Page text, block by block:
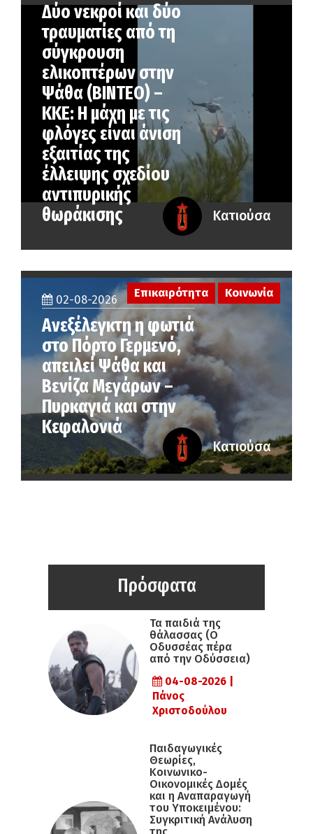
Δύο νεκροί και δύο
τραυματίες από τη
σύγκρουση
ελικοπτέρων στην
Ψάθα (ΒΙΝΤΕΟ) –
ΚΚΕ: Η μάχη με τις
φλόγες είναι άνιση
εξαιτίας της
έλλειψης σχεδίου
αντιπυρικής
θωράκισης
Κατιούσα
02-08-2026
Ανεξέλεγκτη η φωτιά
στο Πόρτο Γερμενό,
απειλεί Ψάθα και
Βενίζα Μεγάρων –
Πυρκαγιά και στην
Κεφαλονιά
Επικαιρότητα Κοινωνία
Κατιούσα
Πρόσφατα
Τα παιδιά της
θάλασσας (Ο
Οδυσσέας πέρα
από την Οδύσσεια)
04-08-2026 |
Πάνος
Χριστοδούλου
Παιδαγωγικές
Θεωρίες,
Κοινωνικο-
Οικονομικές Δομές
και η Αναπαραγωγή
του Υποκειμένου:
Συγκριτική Ανάλυση